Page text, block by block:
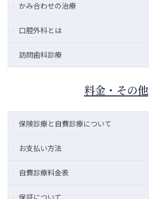
かみ合わせの治療
口腔外科とは
訪問歯科診療
料金・その他
保険診療と自費診療について
お支払い方法
自費診療料金表